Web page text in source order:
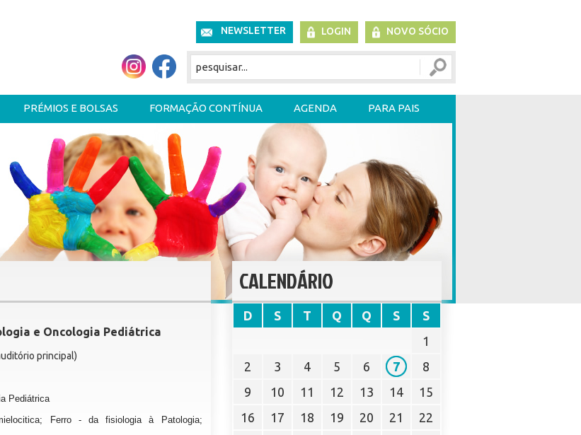
NEWSLETTER LOGIN NOVO SÓCIO
PRÉMIOS E BOLSAS FORMAÇÃO CONTÍNUA AGENDA PARA PAIS
e Oncologia Pediátrica
principal)
Pediátrica
Ferro - da fisiologia à Patologia;
CALENDÁRIO
D S T Q Q S
S
1
2
3 4 5 6 7
8
9
10 11 12 13 14
15
16
17 18 19 20 21
22